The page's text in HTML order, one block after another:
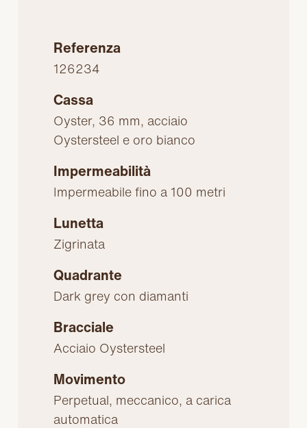
Referenza
126234
Cassa
Oyster, 36 mm, acciaio
Oystersteel e oro bianco
Impermeabilità
Impermeabile fino a 100 metri
Lunetta
Zigrinata
Quadrante
Dark grey con diamanti
Bracciale
Acciaio Oystersteel
Movimento
Perpetual, meccanico, a carica
automatica